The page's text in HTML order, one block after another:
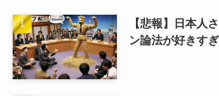
【悲報】日本人
ン論法が好きす